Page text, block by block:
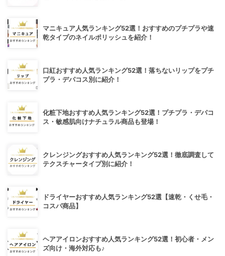
マニキュア人気ランキング52選！おすすめのプチプラや速
乾タイプのネイルポリッシュを紹介！
口紅おすすめ人気ランキング52選！落ちないリップをプチ
プラ・デパコス別に紹介！
化粧下地おすすめ人気ランキング52選！プチプラ・デパコ
ス・敏感肌向けナチュラル商品も登場！
クレンジングおすすめ人気ランキング52選！徹底調査して
テクスチャータイプ別に紹介！
ドライヤーおすすめ人気ランキング52選【速乾・くせ毛・
コスパ商品】
ヘアアイロンおすすめ人気ランキング52選！初心者・メン
ズ向け・海外対応も♪